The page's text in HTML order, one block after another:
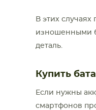
В этих случаях
изношенными
деталь.
Купить
Если нужны
смартфонов